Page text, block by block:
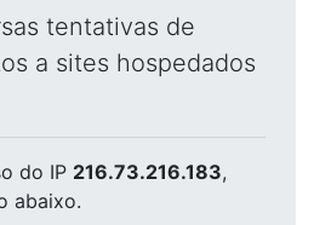
tentativas de
a sites hospedados
do IP 216.73.216.183,
abaixo.